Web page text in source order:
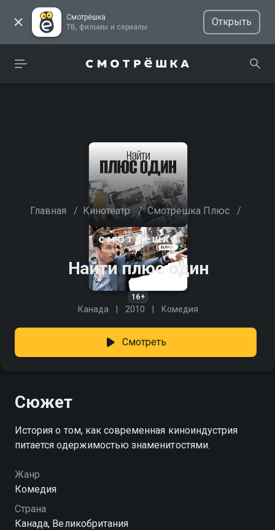
Смотрёшка
ТВ, фильмы и сериалы
Открыть
Главная / Кинотеатр / Смотрёшка Плюс /
Найти плюс один
16+
Канада 2010 Комедия
Смотреть
Сюжет
История о том, как современная киноиндустрия
питается одержимостью знаменитостями.
Жанр
Комедия
Страна
Канада, Великобритания